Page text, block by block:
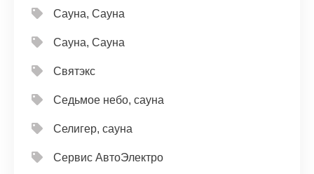
Сауна, Сауна
Сауна, Сауна
Святэкс
Седьмое небо, сауна
Селигер, сауна
Сервис АвтоЭлектро